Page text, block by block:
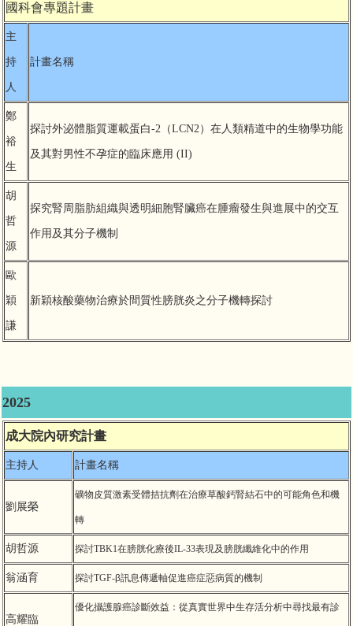
國科會專題計畫
主
持
人
計畫名稱
鄭
裕
生
探討外泌體脂質運載蛋白-2（LCN2）在人類精道中的生物學功能
及其對男性不孕症的臨床應用 (II)
胡
哲
源
探究腎周脂肪組織與透明細胞腎臟癌在腫瘤發生與進展中的交互
作用及其分子機制
歐
穎
謙
新穎核酸藥物治療於間質性膀胱炎之分子機轉探討
2025
成大院內研究計畫
主持人 計畫名稱
劉展榮
礦物皮質激素受體拮抗劑在治療草酸鈣腎結石中的可能角色和機
轉
胡哲源 探討TBK1在膀胱化療後IL-33表現及膀胱纖維化中的作用
翁涵育 探討TGF-β訊息傳遞軸促進癌症惡病質的機制
高耀臨
優化攝護腺癌診斷效益：從真實世界中生存活分析中尋找最有診